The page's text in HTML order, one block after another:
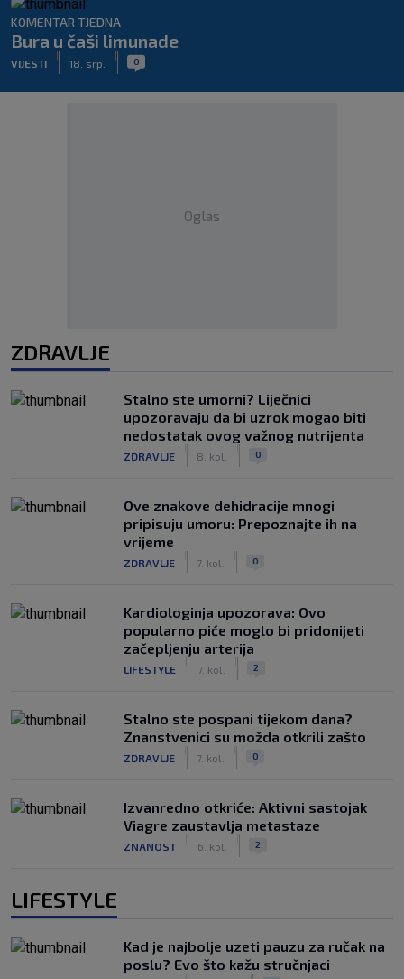
KOMENTAR TJEDNA
Bura u čaši limunade
VIJESTI 18. srp. 0
Oglas
ZDRAVLJE
Stalno ste umorni? Liječnici
upozoravaju da bi uzrok mogao biti
nedostatak ovog važnog nutrijenta
ZDRAVLJE 8. kol. 0
Ove znakove dehidracije mnogi
pripisuju umoru: Prepoznajte ih na
vrijeme
ZDRAVLJE 7. kol. 0
Kardiologinja upozorava: Ovo
popularno piće moglo bi pridonijeti
začepljenju arterija
LIFESTYLE 7. kol. 2
Stalno ste pospani tijekom dana?
Znanstvenici su možda otkrili zašto
ZDRAVLJE 7. kol. 0
Izvanredno otkriće: Aktivni sastojak
Viagre zaustavlja metastaze
ZNANOST 6. kol. 2
LIFESTYLE
Kad je najbolje uzeti pauzu za ručak na
poslu? Evo što kažu stručnjaci